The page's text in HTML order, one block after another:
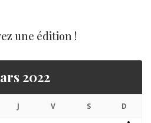
une édition !
2022
J V S D